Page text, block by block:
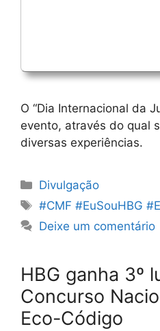
O “Dia Internacional da
evento, através do qual
diversas experiências.
Categorias
Divulgação
Etiquetas
#CMF #EuSouHBG
Deixe um comentário
HBG ganha 3º
Concurso
Eco-Código